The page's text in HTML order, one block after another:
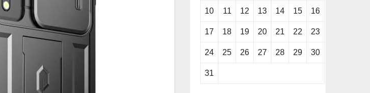
10 11 12 13 14 15 16
17 18 19 20 21 22 23
24 25 26 27 28 29 30
31